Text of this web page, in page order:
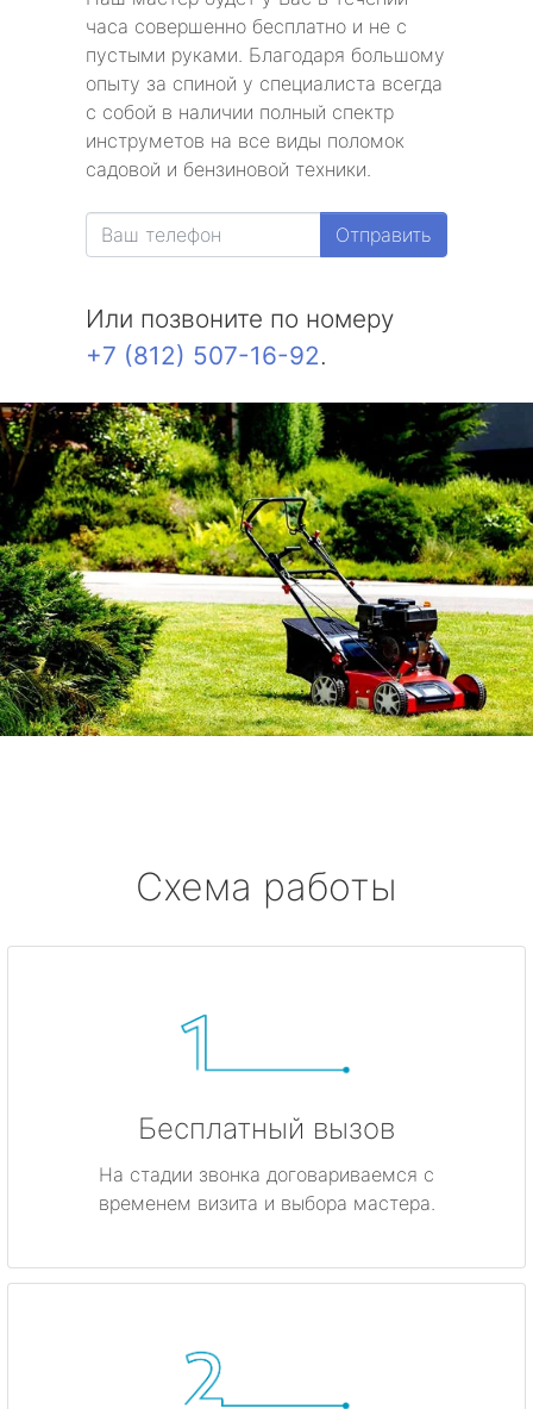
часа совершенно бесплатно и не с
пустыми руками. Благодаря большому
опыту за спиной у специалиста всегда
с собой в наличии полный спектр
инструметов на все виды поломок
садовой и бензиновой техники.
Отправить
Или позвоните по номеру
+7 (812) 507-16-92.
Схема работы
Бесплатный вызов
На стадии звонка договариваемся с
временем визита и выбора мастера.